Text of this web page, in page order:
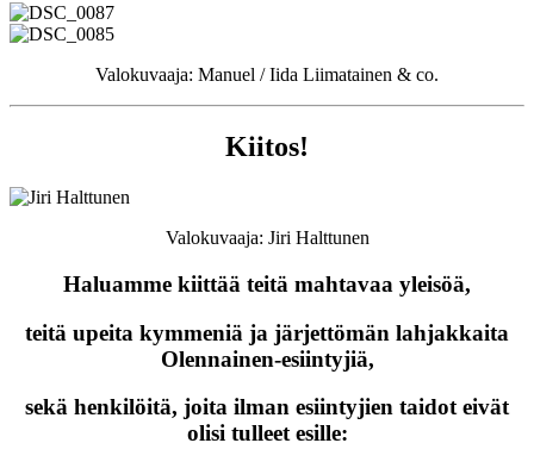
Valokuvaaja: Manuel / Iida Liimatainen & co.
Kiitos!
Valokuvaaja: Jiri Halttunen
Haluamme kiittää teitä mahtavaa yleisöä,
teitä upeita kymmeniä ja järjettömän lahjakkaita
Olennainen-esiintyjiä,
sekä henkilöitä, joita ilman esiintyjien taidot eivät
olisi tulleet esille: